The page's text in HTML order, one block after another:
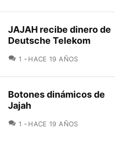
JAJAH recibe dinero de
Deutsche Telekom
1 COMENTARIOS
HACE 19 AÑOS
Botones dinámicos de
Jajah
1 COMENTARIOS
HACE 19 AÑOS